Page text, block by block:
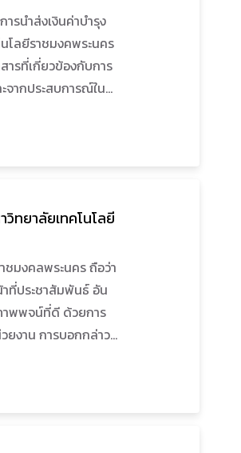
ารนำส่งเงินค่าบำรุง
โลยีราชมงคพระนคร
รที่เกี่ยวข้องกับการ
จากประสบการณ์ใน
องตามระเบียบ และมี
ทยาลัยเทคโนโลยี
ชมงคลพระนคร ถือว่า
ที่ประชาสัมพันธ์ อัน
าพพจน์ที่ดี ด้วยการ
ยงาน การบอกกล่าว